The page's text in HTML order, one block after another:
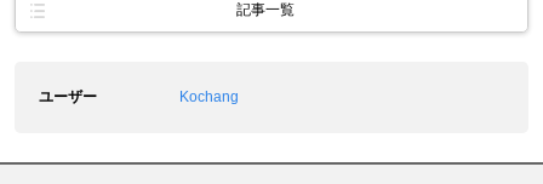
記事一覧
ユーザー Kochang